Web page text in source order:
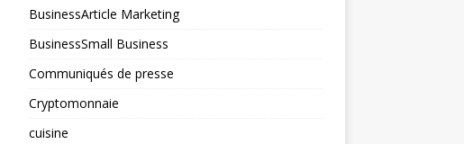
BusinessArticle Marketing
BusinessSmall Business
Communiqués de presse
Cryptomonnaie
cuisine